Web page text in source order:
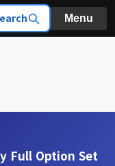
Menu
Full Option Set